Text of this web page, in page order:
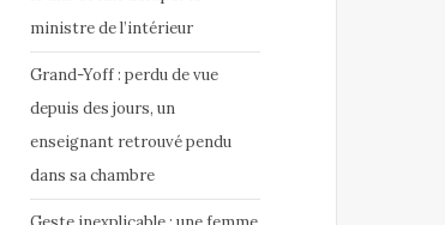
ministre de l’intérieur
Grand-Yoff : perdu de vue
depuis des jours, un
enseignant retrouvé pendu
dans sa chambre